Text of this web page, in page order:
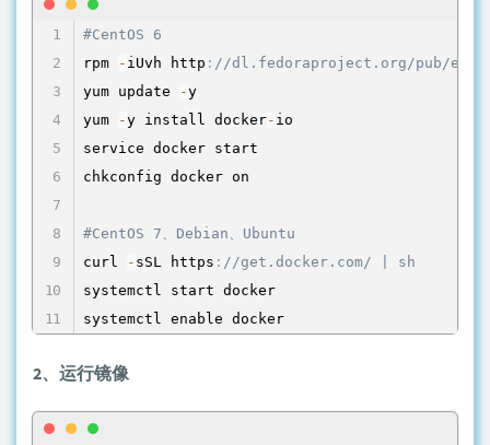
#CentOS 6
rpm
- iUvh http : //dl.fedoraproject.org/pub/epel/
yum update
-y
yum
-y install docker- io
service docker start
chkconfig docker on
#CentOS 7、Debian、Ubuntu
curl
- sSL https : //get.docker.com/ | sh
systemctl start docker
systemctl enable docker
2、运行镜像